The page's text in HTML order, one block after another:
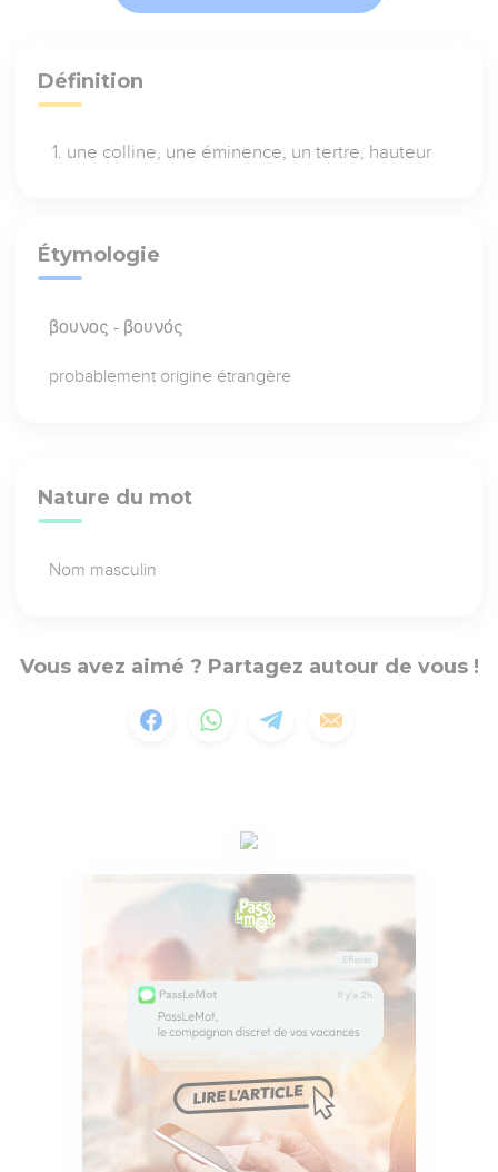
Définition
une colline, une éminence, un tertre, hauteur
Étymologie
βουνος - βουνός
probablement origine étrangère
Nature du mot
Nom masculin
Vous avez aimé ? Partagez autour de vous !